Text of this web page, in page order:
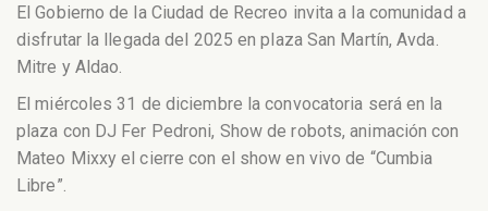
El Gobierno de la Ciudad de Recreo invita a la comunidad a
disfrutar la llegada del 2025 en plaza San Martín, Avda.
Mitre y Aldao.
El miércoles 31 de diciembre la convocatoria será en la
plaza con DJ Fer Pedroni, Show de robots, animación con
Mateo Mixxy el cierre con el show en vivo de “Cumbia
Libre”.